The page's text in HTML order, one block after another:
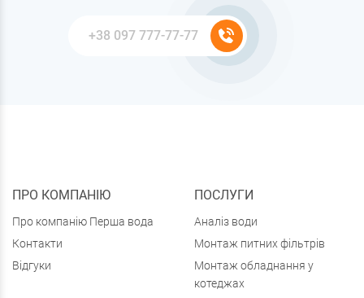
ПРО КОМПАНІЮ
Про компанію Перша вода
Контакти
Відгуки
ПОСЛУГИ
Аналіз води
Монтаж питних фільтрів
Монтаж обладнання у
котеджах